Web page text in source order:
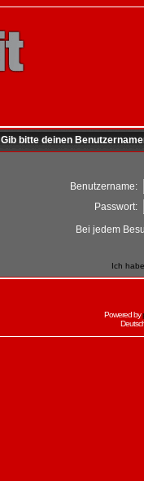
Gib bitte deinen
Benutzername:
Passwort:
Bei jedem
Ich
Powered by